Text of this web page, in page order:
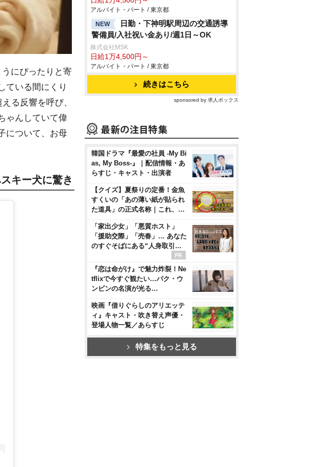
にぴったりと寄
ている間にくり
る反響を呼び、
ゃんしていて偉
について、お母
キー犬に驚き
アルバイト・パート / 東京都
NEW
日勤・下神明駅周辺の交通誘導
警備員/入社祝い金あり/週1日～OK
株式会社MSK
日給1万4,500円～
アルバイト・パート / 東京都
続きはこちら
sponsored by 求人ボックス
韓国ドラマ『最愛の社員 -My Bi
as, My Boss-』｜配信情報・あ
らすじ・キャスト・出演者
【クイズ】夏祭りの定番！金魚
すくいの「あの薄い紙が貼られ
た道具」の正式名称｜これ、…
「家出少女」「悪質ホスト」
「援助交際」「売春」… あなた
のすぐそばにある“人身取引…
『恋は命がけ』で魅力炸裂！Ne
tflixで今すぐ観たい…パク・ウ
ンビンの名演が光る…
映画『借りぐらしのアリエッテ
ィ』キャスト・吹き替え声優・
登場人物一覧／あらすじ
特集をもっと見る